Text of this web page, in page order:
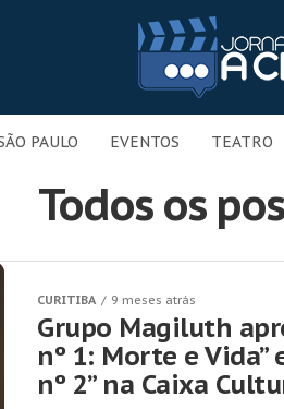
PAULO EVENTOS TEATRO
Todos os
CURITIBA 9 meses atrás
Grupo Magiluth
nº 1: Morte e Vida”
nº 2” na Caixa